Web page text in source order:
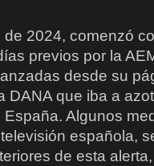
de 2024, comenzó
previos por la
desde su
DANA que iba a
España. Algunos
española,
de esta